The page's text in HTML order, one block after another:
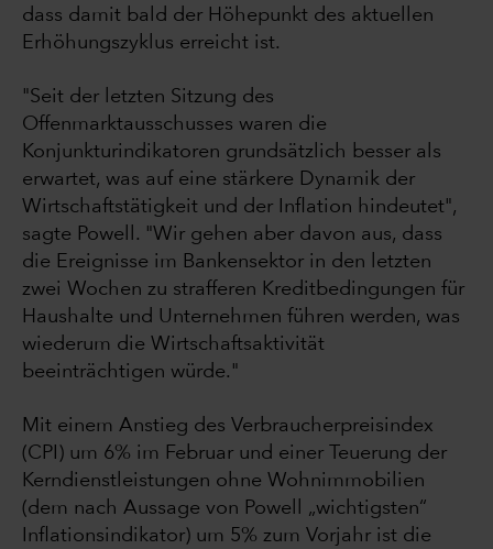
dass damit bald der Höhepunkt des aktuellen
Erhöhungszyklus erreicht ist.
"Seit der letzten Sitzung des
Offenmarktausschusses waren die
Konjunkturindikatoren grundsätzlich besser als
erwartet, was auf eine stärkere Dynamik der
Wirtschaftstätigkeit und der Inflation hindeutet",
sagte Powell. "Wir gehen aber davon aus, dass
die Ereignisse im Bankensektor in den letzten
zwei Wochen zu strafferen Kreditbedingungen für
Haushalte und Unternehmen führen werden, was
wiederum die Wirtschaftsaktivität
beeinträchtigen würde."
Mit einem Anstieg des Verbraucherpreisindex
(CPI) um 6% im Februar und einer Teuerung der
Kerndienstleistungen ohne Wohnimmobilien
(dem nach Aussage von Powell „wichtigsten“
Inflationsindikator) um 5% zum Vorjahr ist die